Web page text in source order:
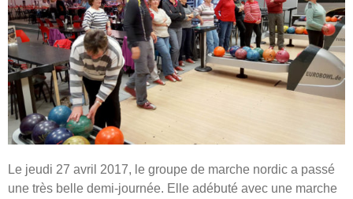
Le jeudi 27 avril 2017, le groupe de marche nordic a passé
une très belle demi-journée. Elle adébuté avec une marche